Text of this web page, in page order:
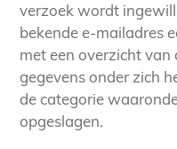
verzoek wordt
bekende e-mailadres
met een overzicht van
gegevens onder zich
de categorie
opgeslagen.